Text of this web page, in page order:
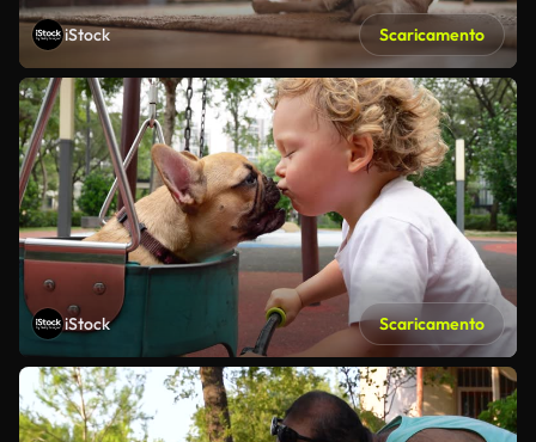
iStock Scaricamento
iStock Scaricamento